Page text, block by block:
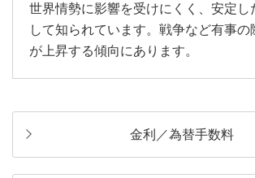
世界情勢に影響を受けにくく、安定し
して知られています。戦争など有事の
が上昇する傾向にあります。
金利／為替手数料